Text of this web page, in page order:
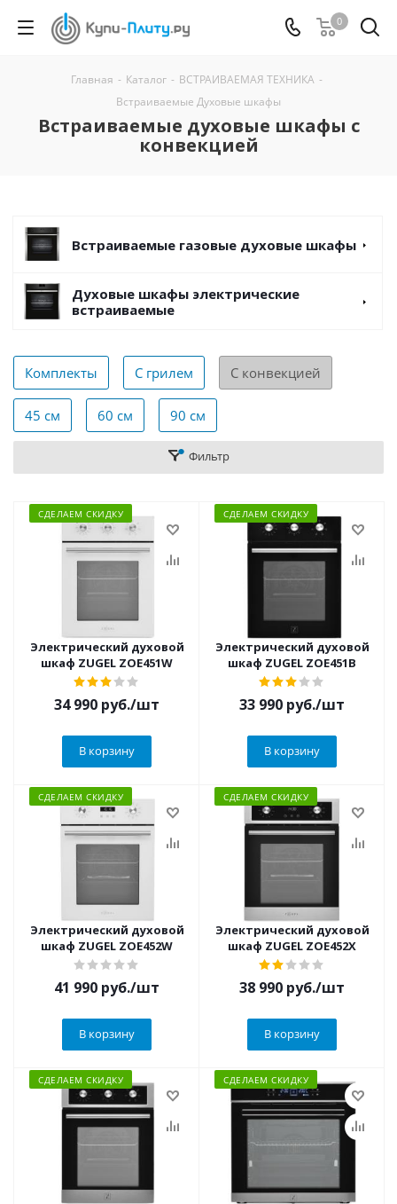
0
Главная - Каталог - ВСТРАИВАЕМАЯ ТЕХНИКА -
Встраиваемые Духовые шкафы
Встраиваемые духовые шкафы с
конвекцией
Встраиваемые газовые духовые шкафы
Духовые шкафы электрические
встраиваемые
Комплекты С грилем С конвекцией
45 см 60 см 90 см
Фильтр
СДЕЛАЕМ СКИДКУ
Электрический духовой
шкаф ZUGEL ZOE451W
34 990 руб./шт
В корзину
СДЕЛАЕМ СКИДКУ
Электрический духовой
шкаф ZUGEL ZOE451B
33 990 руб./шт
В корзину
СДЕЛАЕМ СКИДКУ
Электрический духовой
шкаф ZUGEL ZOE452W
41 990 руб./шт
В корзину
СДЕЛАЕМ СКИДКУ
Электрический духовой
шкаф ZUGEL ZOE452X
38 990 руб./шт
В корзину
СДЕЛАЕМ СКИДКУ СДЕЛАЕМ СКИДКУ